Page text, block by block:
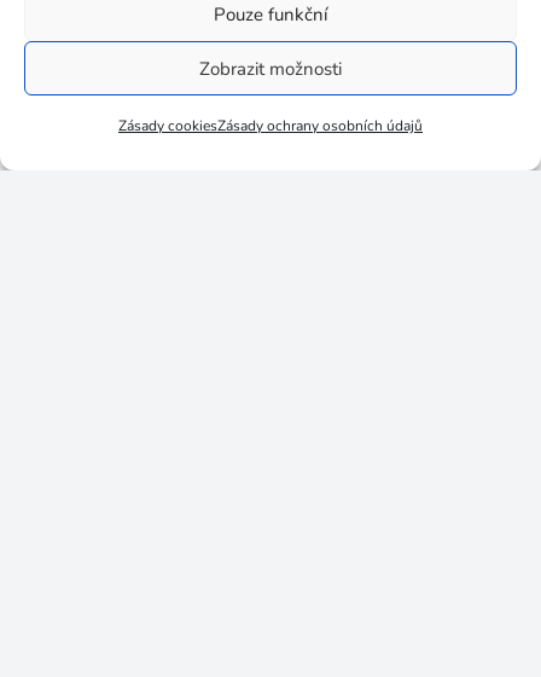
Pouze funkční
Zobrazit možnosti
Zásady cookiesZásady ochrany osobních údajů
Listopad 2018
Říjen 2018